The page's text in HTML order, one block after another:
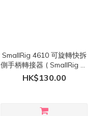
SmallRig 4610 可旋轉快拆
側手柄轉接器 ( SmallRig 手
機套籠 適用 )
HK$130.00